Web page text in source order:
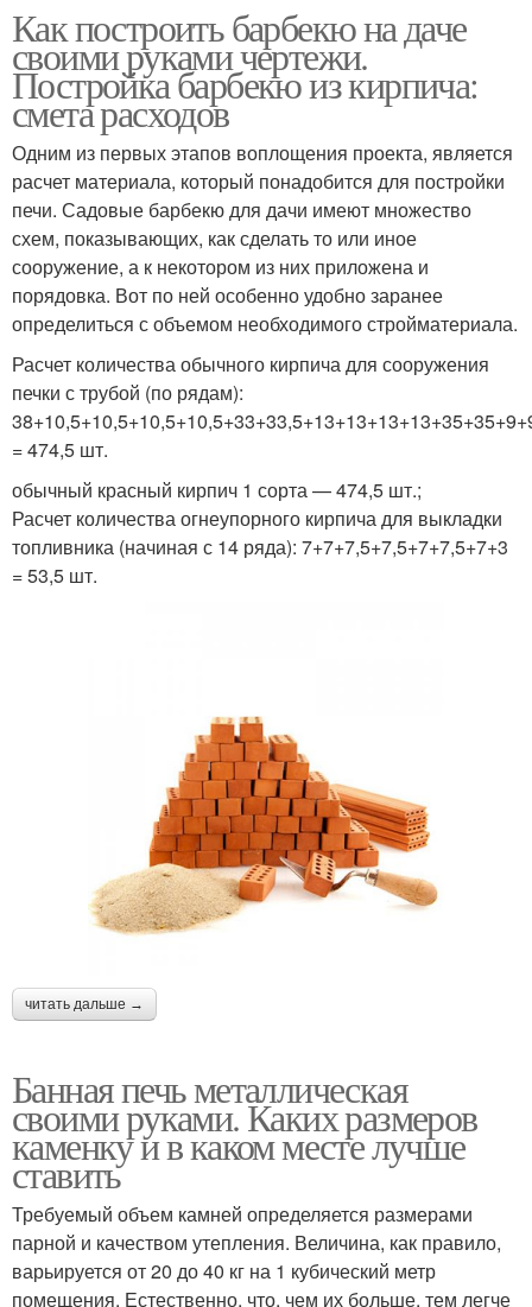
Как построить барбекю на даче
своими руками чертежи.
Постройка барбекю из кирпича:
смета расходов
Одним из первых этапов воплощения проекта, является
расчет материала, который понадобится для постройки
печи. Садовые барбекю для дачи имеют множество
схем, показывающих, как сделать то или иное
сооружение, а к некотором из них приложена и
порядовка. Вот по ней особенно удобно заранее
определиться с объемом необходимого стройматериала.
Расчет количества обычного кирпича для сооружения
печки с трубой (по рядам):
= 474,5 шт.
обычный красный кирпич 1 сорта — 474,5 шт.;
Расчет количества огнеупорного кирпича для выкладки
топливника (начиная с 14 ряда): 7+7+7,5+7,5+7+7,5+7+3
= 53,5 шт.
читать дальше →
Банная печь металлическая
своими руками. Каких размеров
каменку и в каком месте лучше
ставить
Требуемый объем камней определяется размерами
парной и качеством утепления. Величина, как правило,
варьируется от 20 до 40 кг на 1 кубический метр
помещения. Естественно, что, чем их больше, тем легче